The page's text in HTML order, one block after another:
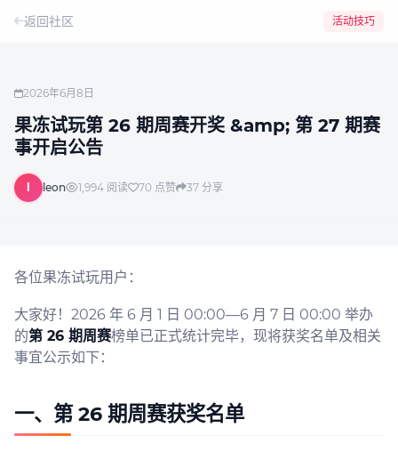
返回社区 活动技巧
2026年6月8日
果冻试玩第 26 期周赛开奖 &amp; 第 27 期赛
事开启公告
leon 1,994 阅读 70 点赞 37 分享
各位果冻试玩用户：
大家好！2026 年 6 月 1 日 00:00—6 月 7 日 00:00 举办
的第 26 期周赛榜单已正式统计完毕，现将获奖名单及相关
事宜公示如下：
一、第 26 期周赛获奖名单